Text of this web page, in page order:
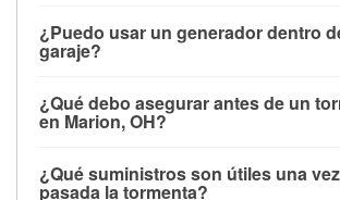
apenas previo aviso. Las alertas
minutos antes de que toquen tierra, por
¿Puedo usar un generador dentro
garaje?
una distancia mínima de 20 pies de
ventanas, para evitar la acumulación
¿Qué debo asegurar antes de un
en Marion, OH?
trampolines y cualquier objeto suelto
¿Qué suministros son útiles una vez
pasada la tormenta?